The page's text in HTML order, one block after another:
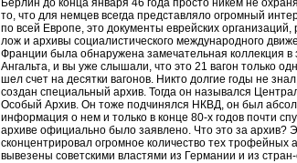
то, что для немцев всегда представляло огромный
по всей Европе, это документы еврейских организаций,
лож и архивы социалистического международного
Франции была обнаружена замечательная коллекция в
Ангальта, и вы уже слышали, что это 21 вагон только
шел счет на десятки вагонов. Никто долгие годы не
создан специальный архив. Тогда он назывался
Особый Архив. Он тоже подчинялся НКВД, он был
информация о нем и только в конце 80-х годов почти
архиве официально было заявлено. Что это за архив?
сконцентрировал огромное количество тех трофейных
вывезены советскими властями из Германии и из